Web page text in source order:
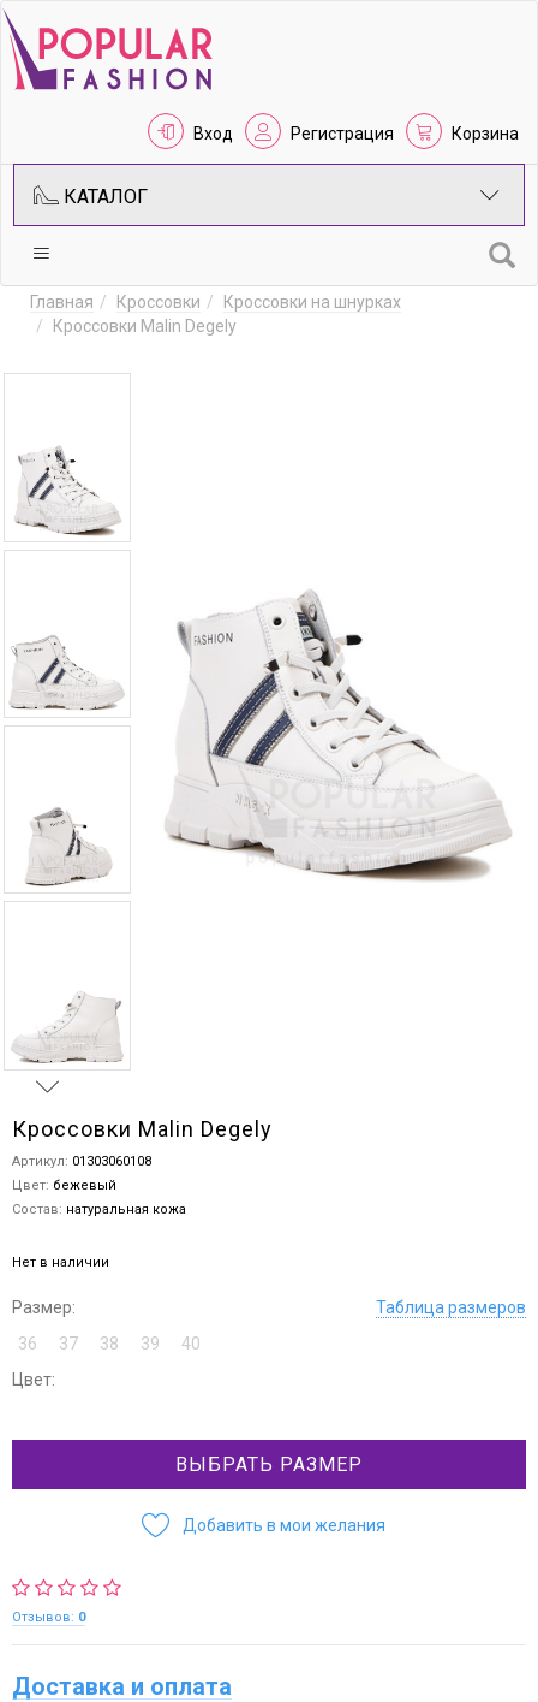
Вход Регистрация Корзина
КАТАЛОГ
Главная Кроссовки
Кроссовки на шнурках
Кроссовки Malin Degely
Кроссовки Malin Degely
Артикул: 01303060108
Цвет: бежевый
Состав: натуральная кожа
Нет в наличии
Размер:
Таблица размеров
36
37 38 39
40
Цвет:
ВЫБРАТЬ РАЗМЕР
Добавить в мои желания
Отзывов: 0
Доставка и оплата